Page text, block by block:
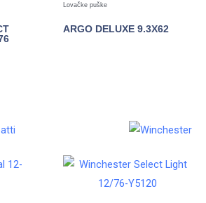
Lovačke puške
ARGO DELUXE 9.3X62